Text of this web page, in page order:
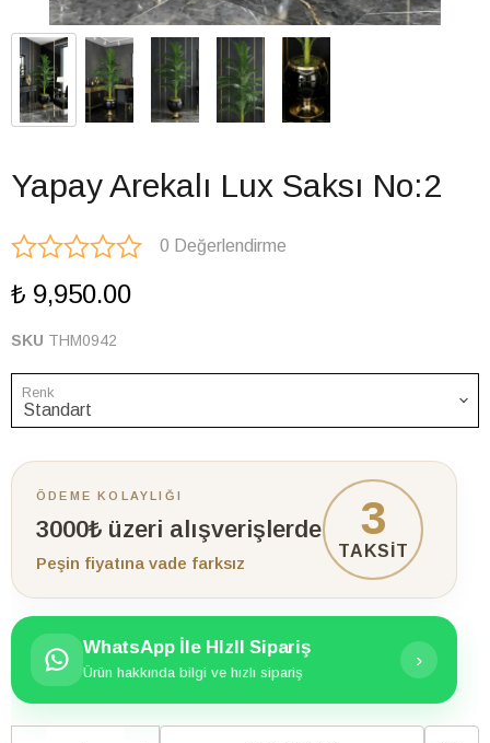
Yapay Arekalı Lux Saksı No:2
0 Değerlendirme
₺ 9,950.00
SKU THM0942
Renk
ÖDEME KOLAYLIĞI
3000₺ üzeri alışverişlerde
Peşin fiyatına vade farksız
3
TAKSİT
WhatsApp İle HIzlI Sipariş
Ürün hakkında bilgi ve hızlı sipariş
›